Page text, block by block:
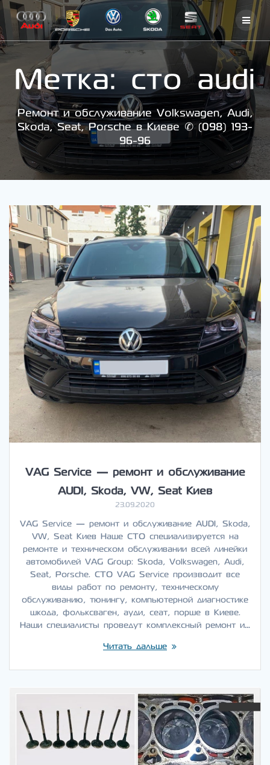
Skip
content
Метка:сто audi
Ремонт и обслуживание Volkswagen, Audi,
Skoda, Seat, Porsche в Киеве ✆ (098) 193-
96-96
VAG Service — ремонт и обслуживание
AUDI, Skoda, VW, Seat Киев
23.09.2020
VAG Service — ремонт и обслуживание AUDI, Skoda,
VW, Seat Киев Наше СТО специализируется на
ремонте и техническом обслуживании всей линейки
автомобилей VAG Group: Skoda, Volkswagen, Audi,
Seat, Porsche. СТО VAG Service производит все
виды работ по ремонту, техническому
обслуживанию, тюнингу, компьютерной диагностике
шкода, фольксваген, ауди, сеат, порше в Киеве.
Наши специалисты проведут комплексный ремонт и…
Читать дальше